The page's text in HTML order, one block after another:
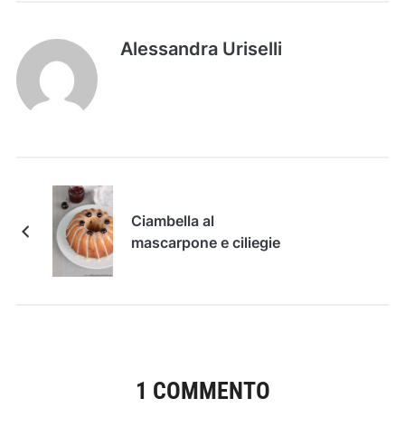
Alessandra Uriselli
Ciambella al
mascarpone e ciliegie
1 COMMENTO